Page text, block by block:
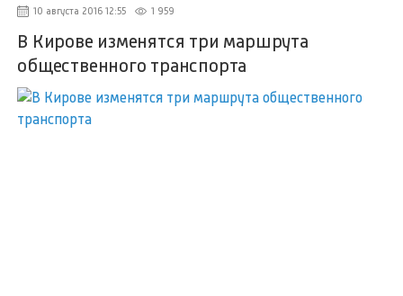
10 августа 2016 12:55 1 959
В Кирове изменятся три маршрута
общественного транспорта